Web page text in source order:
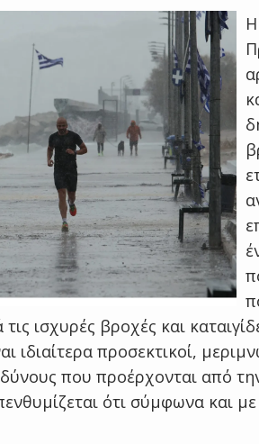
ισχυρές βροχές και
ιδιαίτερα προσεκτικοί,
που προέρχονται από
ότι σύμφωνα και